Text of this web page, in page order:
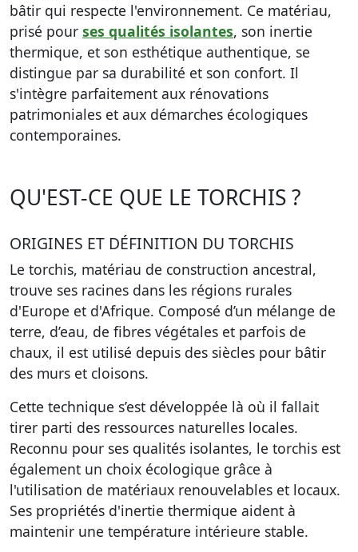
bâtir qui respecte l'environnement. Ce matériau,
prisé pour ses qualités isolantes, son inertie
thermique, et son esthétique authentique, se
distingue par sa durabilité et son confort. Il
s'intègre parfaitement aux rénovations
patrimoniales et aux démarches écologiques
contemporaines.
QU'EST-CE QUE LE TORCHIS ?
ORIGINES ET DÉFINITION DU TORCHIS
Le torchis, matériau de construction ancestral,
trouve ses racines dans les régions rurales
d'Europe et d'Afrique. Composé d’un mélange de
terre, d’eau, de fibres végétales et parfois de
chaux, il est utilisé depuis des siècles pour bâtir
des murs et cloisons.
Cette technique s’est développée là où il fallait
tirer parti des ressources naturelles locales.
Reconnu pour ses qualités isolantes, le torchis est
également un choix écologique grâce à
l'utilisation de matériaux renouvelables et locaux.
Ses propriétés d'inertie thermique aident à
maintenir une température intérieure stable.